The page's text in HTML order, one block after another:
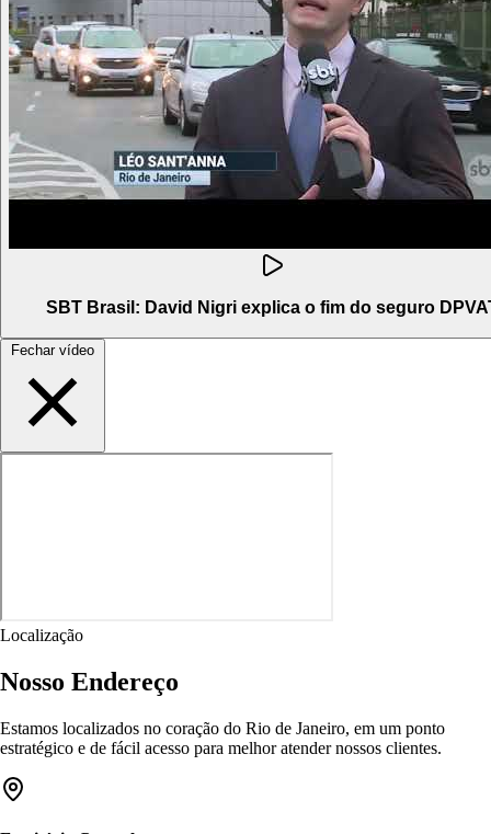
SBT Brasil: David Nigri explica o fim do seguro
Fechar vídeo
Localização
Nosso Endereço
Estamos localizados no coração do Rio de Janeiro, em um ponto
estratégico e de fácil acesso para melhor atender nossos clientes.